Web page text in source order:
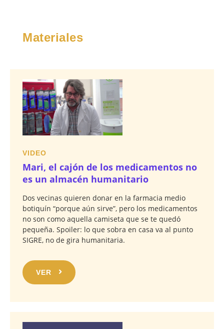
Materiales
VIDEO
Mari, el cajón de los medicamentos no
es un almacén humanitario
Dos vecinas quieren donar en la farmacia medio
botiquín “porque aún sirve”, pero los medicamentos
no son como aquella camiseta que se te quedó
pequeña. Spoiler: lo que sobra en casa va al punto
SIGRE, no de gira humanitaria.
VER